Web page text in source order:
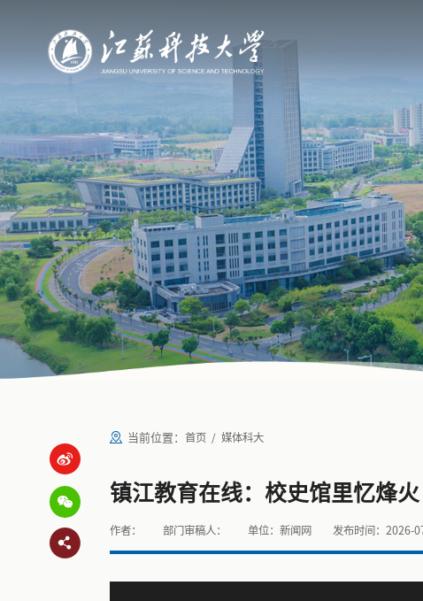
当前位置： 首页 媒体科大
镇江教育在线：校史馆里忆烽
作者： 部门审稿人： 单位：新闻网 发布时间：2026-